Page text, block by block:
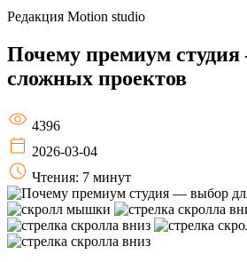
Редакция Motion studio
Почему премиум
сложных проектов
4396
2026-03-04
Чтения: 7 минут